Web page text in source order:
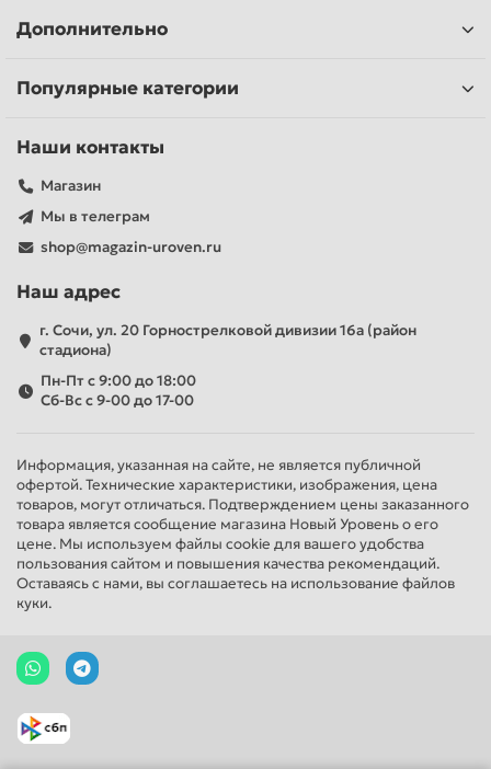
Дополнительно
Популярные категории
Наши контакты
Магазин
Мы в телеграм
shop@magazin-uroven.ru
Наш адрес
г. Сочи, ул. 20 Горнострелковой дивизии 16а (район
стадиона)
Пн-Пт с 9:00 до 18:00
Сб-Вс с 9-00 до 17-00
Информация, указанная на сайте, не является публичной
офертой. Технические характеристики, изображения, цена
товаров, могут отличаться. Подтверждением цены заказанного
товара является сообщение магазина Новый Уровень о его
цене. Мы используем файлы cookie для вашего удобства
пользования сайтом и повышения качества рекомендаций.
Оставаясь с нами, вы соглашаетесь на использование файлов
куки.